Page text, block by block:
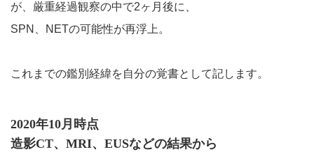
が、厳重経過観察の中で2ヶ月後に、
SPN、NETの可能性が再浮上。
これまでの鑑別経緯を自分の覚書として記します。
2020年10月時点
造影CT、MRI、EUSなどの結果から